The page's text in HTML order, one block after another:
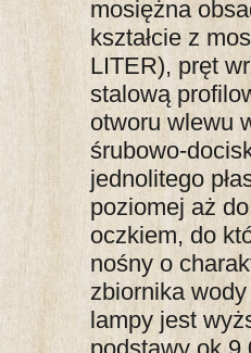
mosiężna
kształcie z
LITER), pręt
stalową
otworu wlewu
śrubowo-
jednolitego
poziomej aż
oczkiem, do
nośny o
zbiornika
lampy jest